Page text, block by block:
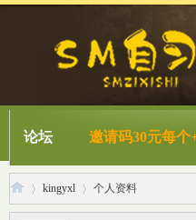
论坛 邀请码30元每个
kingyxl 个人资料